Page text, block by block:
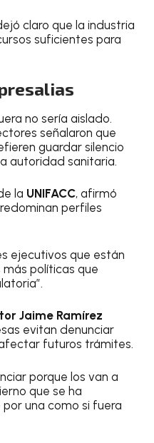
claro que la industria
suficientes para
no sería aislado.
señalaron que
guardar silencio
autoridad sanitaria.
la UNIFACC, afirmó
perfiles
ejecutivos que están
más políticas que
Jaime Ramírez
evitan denunciar
futuros trámites.
porque los van a
que se ha
una como si fuera